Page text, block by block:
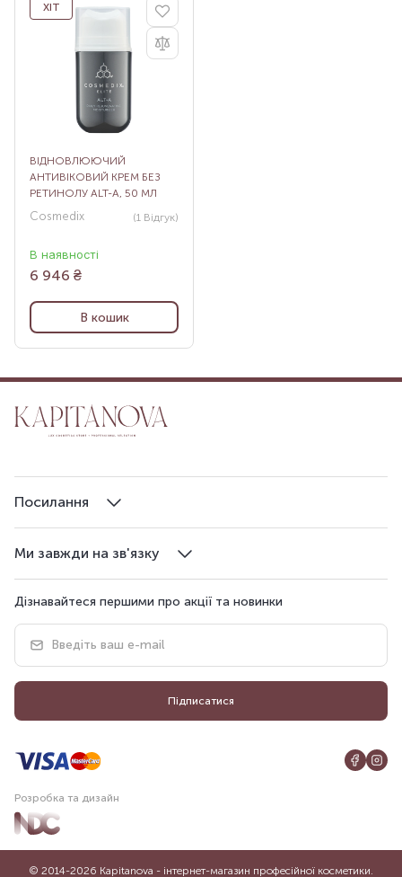
ХІТ
ВІДНОВЛЮЮЧИЙ
АНТИВІКОВИЙ КРЕМ БЕЗ
РЕТИНОЛУ ALT-A, 50 МЛ
Cosmedix (1 Відгук)
В наявності
6 946 ₴
В кошик
Ми завжди на зв'язку
Посилання
Дізнавайтеся першими про акції та новинки
Підписатися
Розробка та дизайн
© 2014-2026 Kapitanova - інтернет-магазин професійної косметики.